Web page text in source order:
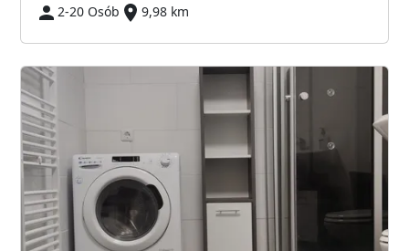
2-20 Osób 9,98 km